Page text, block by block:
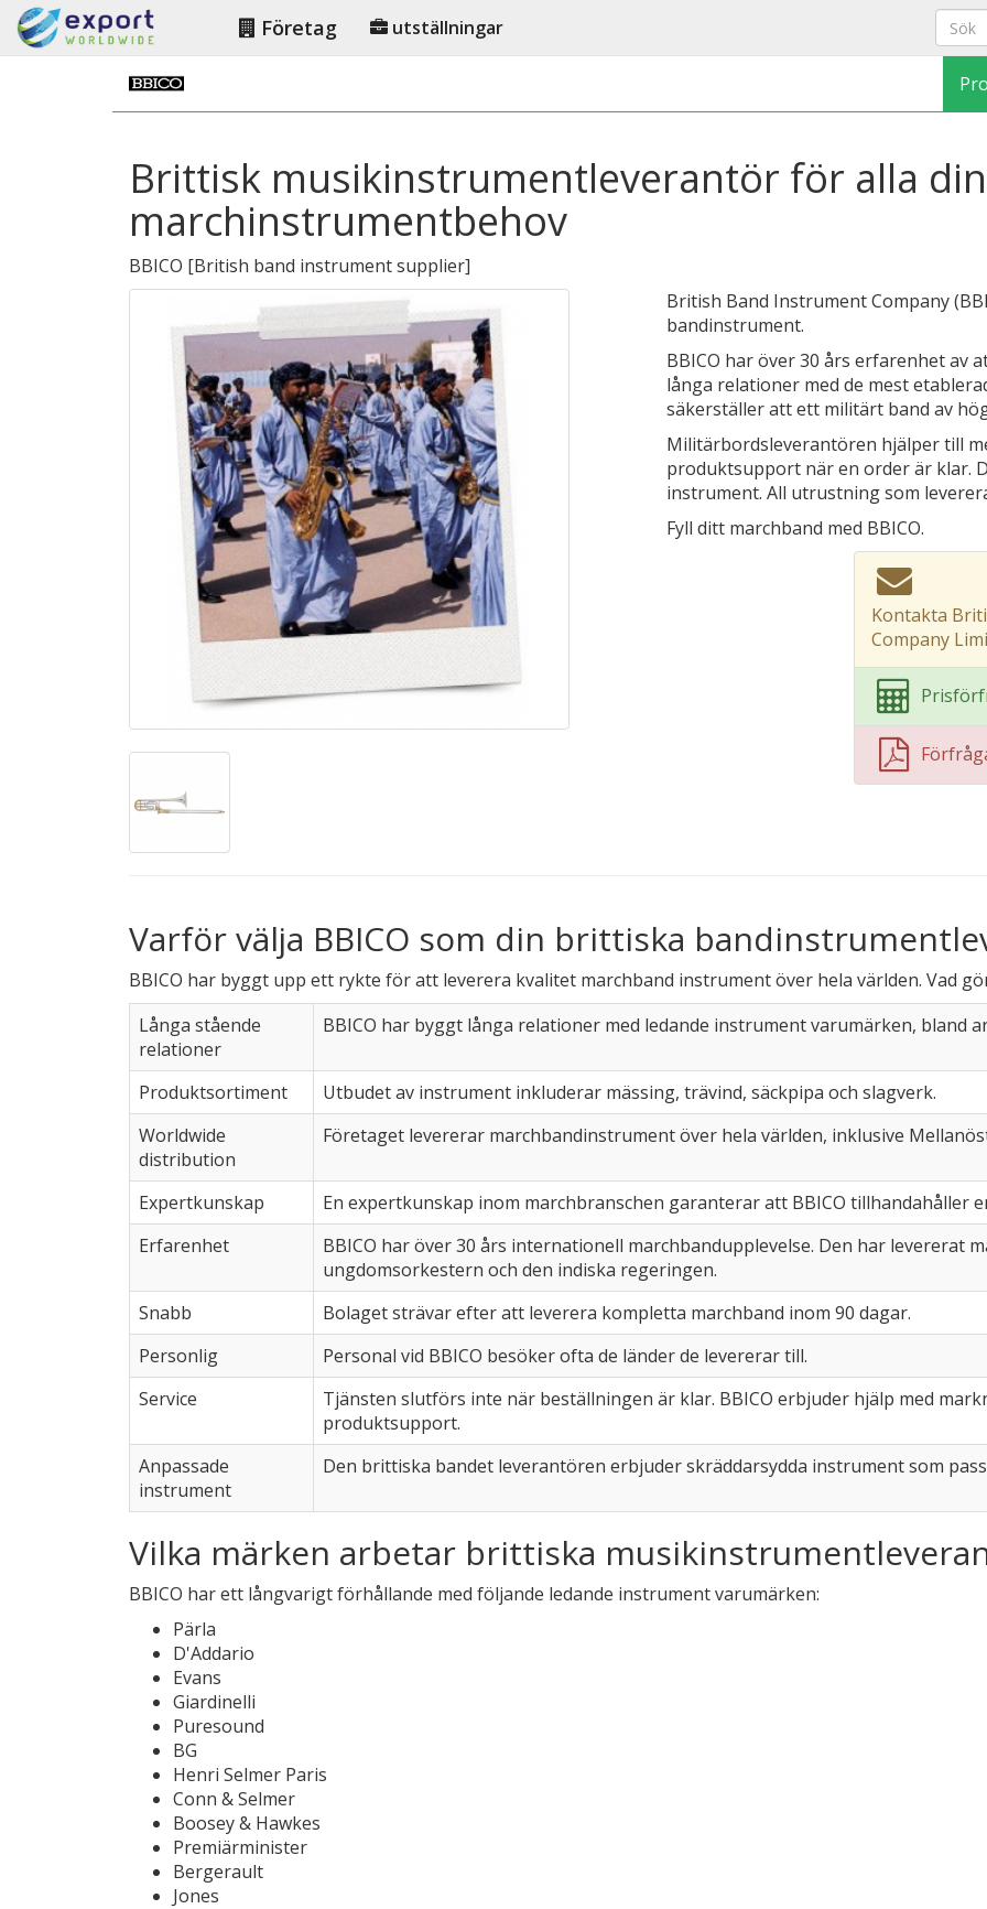
Företag utställningar
Brittisk musikinstrumentleverantör för alla
marchinstrumentbehov
BBICO [British band instrument supplier]
British Band Instrument Company
bandinstrument.
BBICO har över 30 års erfarenhet av
långa relationer med de mest
säkerställer att ett militärt band av
Militärbordsleverantören hjälper till
produktsupport när en order är klar.
instrument. All utrustning som
Fyll ditt marchband med BBICO.
Kontakta
Company
Varför välja BBICO som din brittiska
BBICO har byggt upp ett rykte för att leverera kvalitet marchband instrument över hela världen. Vad
Långa stående
relationer
BBICO har byggt långa relationer med ledande instrument varumärken, bland
Produktsortiment
Utbudet av instrument inkluderar mässing, trävind, säckpipa och slagverk.
Worldwide
distribution
Företaget levererar marchbandinstrument över hela världen, inklusive
Expertkunskap
En expertkunskap inom marchbranschen garanterar att BBICO tillhandahåller
Erfarenhet
BBICO har över 30 års internationell marchbandupplevelse. Den har levererat
ungdomsorkestern och den indiska regeringen.
Snabb
Bolaget strävar efter att leverera kompletta marchband inom 90 dagar.
Personlig
Personal vid BBICO besöker ofta de länder de levererar till.
Service
Tjänsten slutförs inte när beställningen är klar. BBICO erbjuder hjälp med
produktsupport.
Anpassade
instrument
Den brittiska bandet leverantören erbjuder skräddarsydda instrument som
Vilka märken arbetar brittiska
BBICO har ett långvarigt förhållande med följande ledande instrument varumärken:
Pärla
D'Addario
Evans
Giardinelli
Puresound
BG
Henri Selmer Paris
Conn & Selmer
Boosey & Hawkes
Premiärminister
Bergerault
Jones